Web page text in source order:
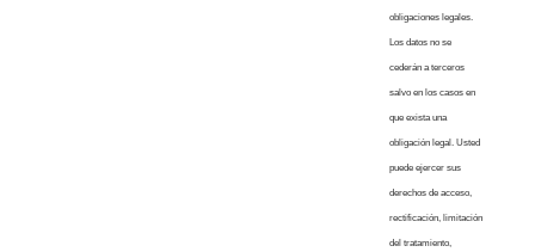
obligaciones legales.
Los datos no se
cederán a terceros
salvo en los casos en
que exista una
obligación legal. Usted
puede ejercer sus
derechos de acceso,
rectificación, limitación
del tratamiento,